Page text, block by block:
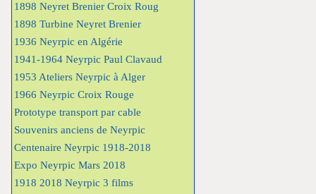
1898 Neyret Brenier Croix Roug
1898 Turbine Neyret Brenier
1936 Neyrpic en Algérie
1941-1964 Neyrpic Paul Clavaud
1953 Ateliers Neyrpic à Alger
1966 Neyrpic Croix Rouge
Prototype transport par cable
Souvenirs anciens de Neyrpic
Centenaire Neyrpic 1918-2018
Expo Neyrpic Mars 2018
1918 2018 Neyrpic 3 films